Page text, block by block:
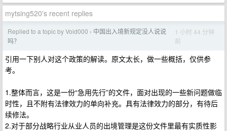
mytsing520's recent replies
Replied to a topic by Void000 › 中国出入境新规定没人说说
吗？
1 小时 44 分钟
前
引用一下别人对这个政策的解读。原文太长，做一些概括，仅供参
考。
1.整体而言，这是一份“急用先行”的文件，面对出现的一些新问题做临
时性，且不附有法律效力的单向补充。具有法律效力的部分，有待后
续修法。
2.对于部分战略行业从业人员的出境管理是这份文件里最有实质性影